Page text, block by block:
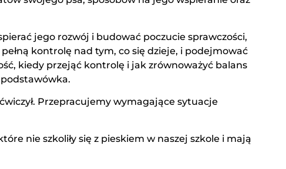
jego rozwój i budować poczucie sprawczości,
kontrolę nad tym, co się dzieje, i podejmować
kiedy przejąć kontrolę i jak zrównoważyć balans
Przepracujemy wymagające sytuacje
nie szkoliły się z pieskiem w naszej szkole i mają